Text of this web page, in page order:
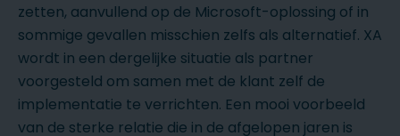
zetten, aanvullend op de Microsoft-oplossing of in
sommige gevallen misschien zelfs als alternatief. XA
wordt in een dergelijke situatie als partner
voorgesteld om samen met de klant zelf de
implementatie te verrichten. Een mooi voorbeeld
van de sterke relatie die in de afgelopen jaren is